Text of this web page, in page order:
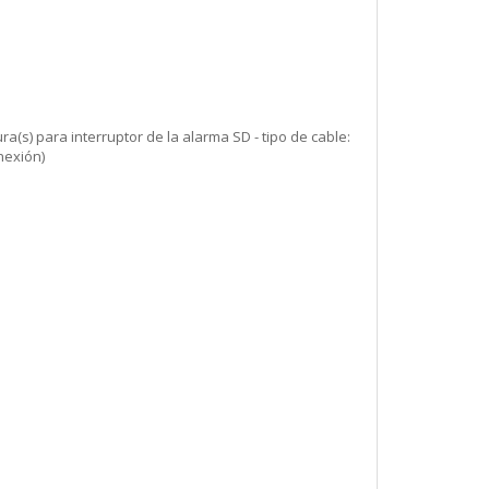
para interruptor de la alarma SD - tipo de cable: